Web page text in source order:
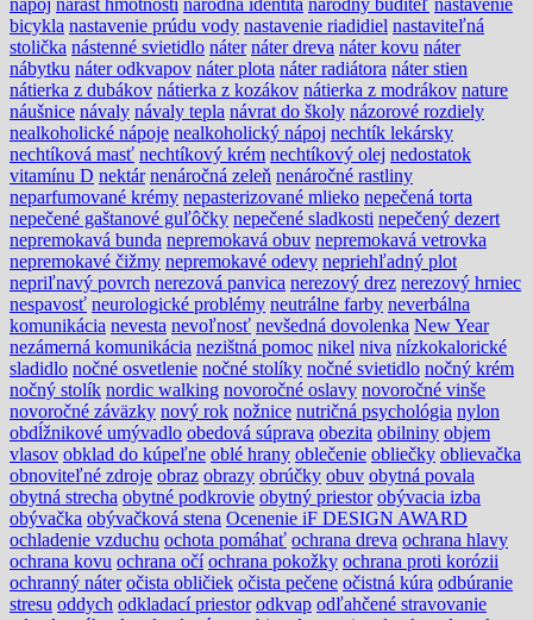
nápoj nárast hmotnosti národná identita národný buditeľ nastavenie
bicykla nastavenie prúdu vody nastavenie riadidiel nastaviteľná
stolička nástenné svietidlo náter náter dreva náter kovu náter
nábytku náter odkvapov náter plota náter radiátora náter stien
nátierka z dubákov nátierka z kozákov nátierka z modrákov nature
náušnice návaly návaly tepla návrat do školy názorové rozdiely
nealkoholické nápoje nealkoholický nápoj nechtík lekársky
nechtíková masť nechtíkový krém nechtíkový olej nedostatok
vitamínu D nektár nenáročná zeleň nenáročné rastliny
neparfumované krémy nepasterizované mlieko nepečená torta
nepečené gaštanové guľôčky nepečené sladkosti nepečený dezert
nepremokavá bunda nepremokavá obuv nepremokavá vetrovka
nepremokavé čižmy nepremokavé odevy nepriehľadný plot
nepriľnavý povrch nerezová panvica nerezový drez nerezový hrniec
nespavosť neurologické problémy neutrálne farby neverbálna
komunikácia nevesta nevoľnosť nevšedná dovolenka New Year
nezámerná komunikácia nezištná pomoc nikel niva nízkokalorické
sladidlo nočné osvetlenie nočné stolíky nočné svietidlo nočný krém
nočný stolík nordic walking novoročné oslavy novoročné vinše
novoročné záväzky nový rok nožnice nutričná psychológia nylon
obdĺžnikové umývadlo obedová súprava obezita obilniny objem
vlasov obklad do kúpeľne oblé hrany oblečenie obliečky oblievačka
obnoviteľné zdroje obraz obrazy obrúčky obuv obytná povala
obytná strecha obytné podkrovie obytný priestor obývacia izba
obývačka obývačková stena Ocenenie iF DESIGN AWARD
ochladenie vzduchu ochota pomáhať ochrana dreva ochrana hlavy
ochrana kovu ochrana očí ochrana pokožky ochrana proti korózii
ochranný náter očista obličiek očista pečene očistná kúra odbúranie
stresu oddych odkladací priestor odkvap odľahčené stravovanie